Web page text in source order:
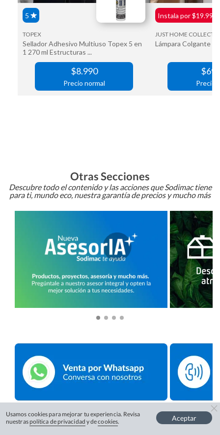
Otras Secciones
Descubre todo el contenido y las acciones que Sodimac tiene
para ti, mundo eco, nuestra garantía de precios y mucho más
Usamos cookies para mejorar tu experiencia. Revisa
nuestras política de privacidad y decookies. Aceptar